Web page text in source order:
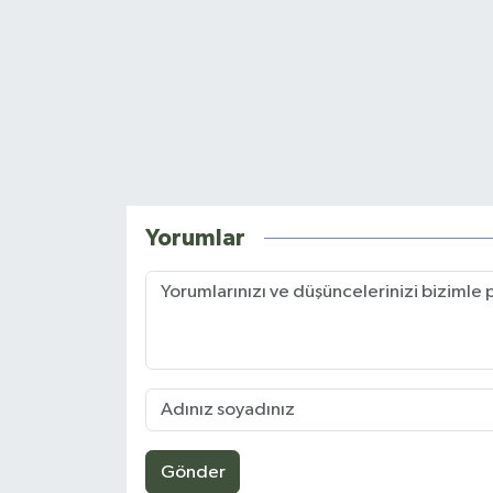
Yorumlar
Gönder